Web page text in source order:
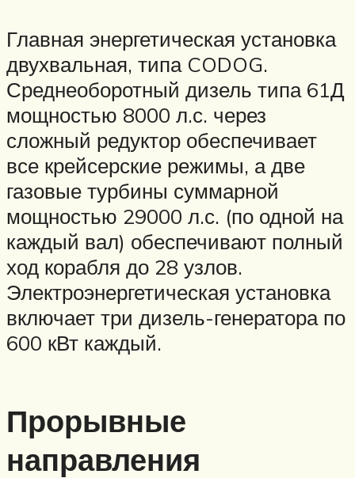
Главная энергетическая установка
двухвальная, типа CODOG.
Среднеоборотный дизель типа 61Д
мощностью 8000 л.с. через
сложный редуктор обеспечивает
все крейсерские режимы, а две
газовые турбины суммарной
мощностью 29000 л.с. (по одной на
каждый вал) обеспечивают полный
ход корабля до 28 узлов.
Электроэнергетическая установка
включает три дизель-генератора по
600 кВт каждый.
Прорывные
направления